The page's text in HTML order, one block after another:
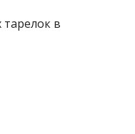
тарелок в